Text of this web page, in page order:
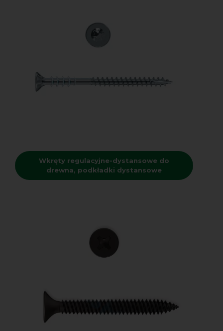
Wkręty regulacyjne-dystansowe do
drewna, podkładki dystansowe